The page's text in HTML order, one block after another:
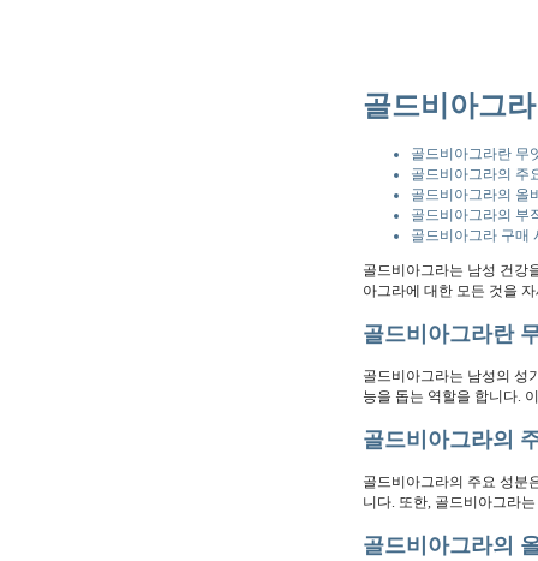
골드비아그
골드비아그라란 무
골드비아그라의 주
골드비아그라의 올
골드비아그라의 부
골드비아그라 구매
골드비아그라는 남성 건강
아그라에 대한 모든 것을
골드비아그라란
골드비아그라는 남성의 성
능을 돕는 역할을 합니다.
골드비아그라의
골드비아그라의 주요 성분
니다. 또한, 골드비아그라
골드비아그라의